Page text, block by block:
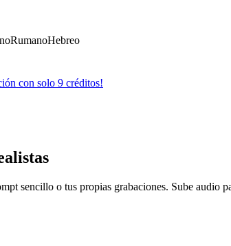
RumanoHebreo
con solo 9 créditos!
sencillo o tus propias grabaciones. Sube audio